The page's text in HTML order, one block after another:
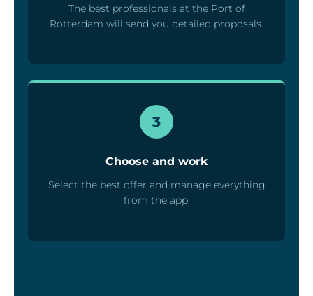
The best professionals at the Port of
Rotterdam will send you detailed proposals.
3
Choose and work
Select the best offer and manage everything
from the app.